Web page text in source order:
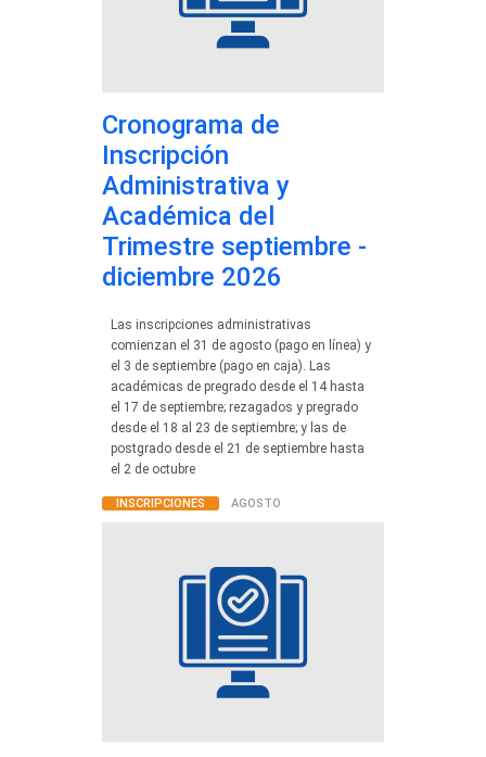
Cronograma de
Inscripción
Administrativa y
Académica del
Trimestre septiembre -
diciembre 2026
Las inscripciones administrativas
comienzan el 31 de agosto (pago en línea) y
el 3 de septiembre (pago en caja). Las
académicas de pregrado desde el 14 hasta
el 17 de septiembre; rezagados y pregrado
desde el 18 al 23 de septiembre; y las de
postgrado desde el 21 de septiembre hasta
el 2 de octubre
INSCRIPCIONES AGOSTO